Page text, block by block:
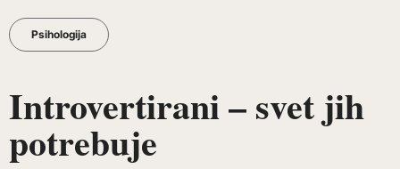
Psihologija
Introvertirani – svet jih
potrebuje